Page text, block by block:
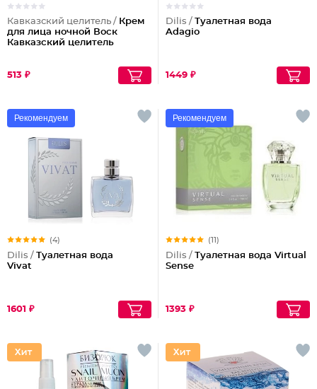
Кавказский целитель / Крем
для лица ночной Воск
Кавказский целитель
513 ₽
Dilis / Туалетная вода
Adagio
1449 ₽
Рекомендуем
(4)
Dilis / Туалетная вода
Vivat
1601 ₽
Рекомендуем
(11)
Dilis / Туалетная вода Virtual
Sense
1393 ₽